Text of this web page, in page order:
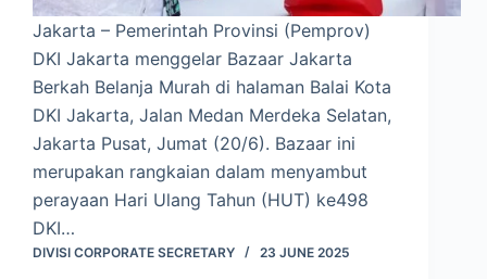
Jakarta – Pemerintah Provinsi (Pemprov)
DKI Jakarta menggelar Bazaar Jakarta
Berkah Belanja Murah di halaman Balai Kota
DKI Jakarta, Jalan Medan Merdeka Selatan,
Jakarta Pusat, Jumat (20/6). Bazaar ini
merupakan rangkaian dalam menyambut
perayaan Hari Ulang Tahun (HUT) ke498
DKI…
DIVISI CORPORATE SECRETARY 23 JUNE 2025